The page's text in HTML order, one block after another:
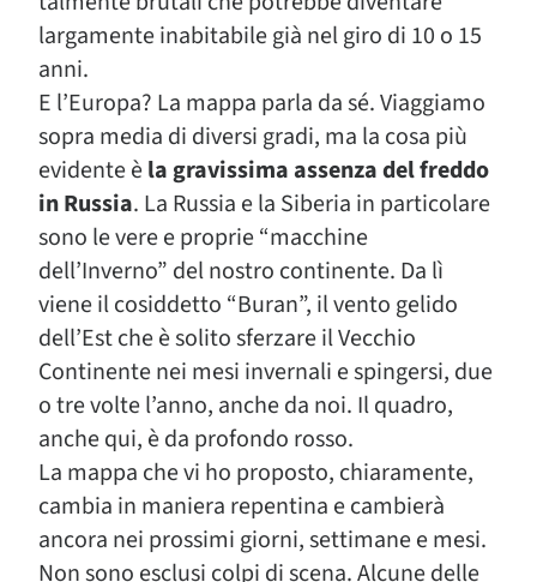
largamente inabitabile già nel giro di 10 o 15
anni.
E l’Europa? La mappa parla da sé. Viaggiamo
sopra media di diversi gradi, ma la cosa più
evidente èla gravissima assenza del freddo
in Russia. La Russia e la Siberia in particolare
sono le vere e proprie “macchine
dell’Inverno” del nostro continente. Da lì
viene il cosiddetto “Buran”, il vento gelido
dell’Est che è solito sferzare il Vecchio
Continente nei mesi invernali e spingersi, due
o tre volte l’anno, anche da noi. Il quadro,
anche qui, è da profondo rosso.
La mappa che vi ho proposto, chiaramente,
cambia in maniera repentina e cambierà
ancora nei prossimi giorni, settimane e mesi.
Non sono esclusi colpi di scena. Alcune delle